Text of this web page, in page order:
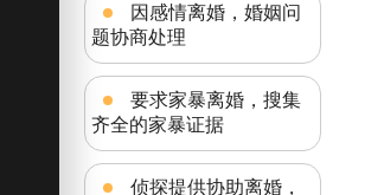
因感情离婚，婚姻问
题协商处理
要求家暴离婚，搜集
齐全的家暴证据
侦探提供协助离婚，